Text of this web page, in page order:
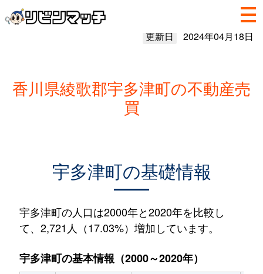
更新日 2024年04月18日
香川県綾歌郡宇多津町の不動産売
買
宇多津町の基礎情報
宇多津町の人口は2000年と2020年を比較し
て、2,721人（17.03%）増加しています。
宇多津町の基本情報（2000～2020年）